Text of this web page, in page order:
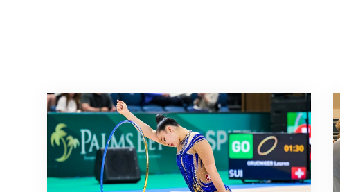
Nächster Halt: Weltmeisterschaft